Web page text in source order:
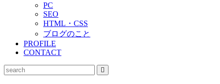
PC
SEO
HTML・CSS
ブログのこと
PROFILE
CONTACT